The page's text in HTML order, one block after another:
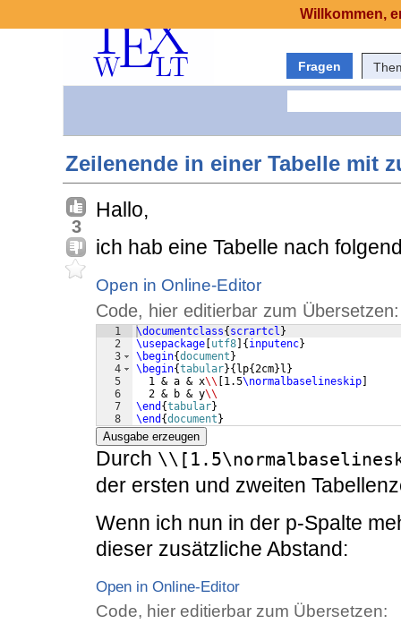
Fragen
Zeilenende in einer Tabelle mit
3
Hallo,
ich hab eine Tabelle nach
Open in Online-Editor
Code, hier editierbar zum Übersetzen:
1
2
3
4
5
6
7
8
\documentclass{ scrartcl }
\usepackage utf8 { inputenc}
\begin{document }
\begin{tabular}{ lp{2cm} l }
  1 & a & x
\\ 1.5\normalbaselineskip
  2 & b & y
\\
\end {tabular}
\end {document }
Ausgabe erzeugen
Durch
der ersten und zweiten
Wenn ich nun in der p-Spalte
dieser zusätzliche Abstand:
Open in Online-Editor
Code, hier editierbar zum Übersetzen:
Willkommen,